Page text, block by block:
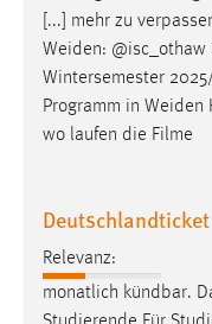
[...] mehr zu
Weiden :
Wintersemester
Programm in Weiden
wo laufen die Filme
Relevanz:
monatlich kündbar.
Studierende Für